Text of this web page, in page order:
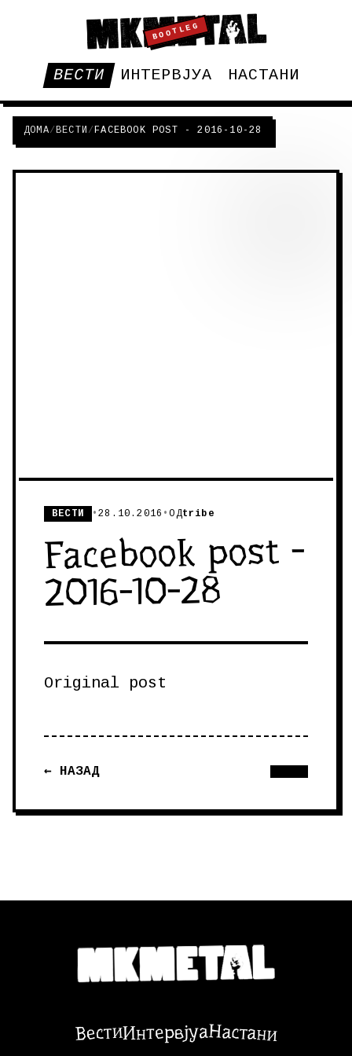
BOOTLEG
ВЕСТИ ИНТЕРВЈУА НАСТАНИ
ДОМА/ВЕСТИ /FACEBOOK POST - 2016-10-28
ВЕСТИ •28.10.2016 •ОДtribe
Facebook post -
2016-10-28
Original post
← НАЗАД
ВестиИнтервјуаНастани